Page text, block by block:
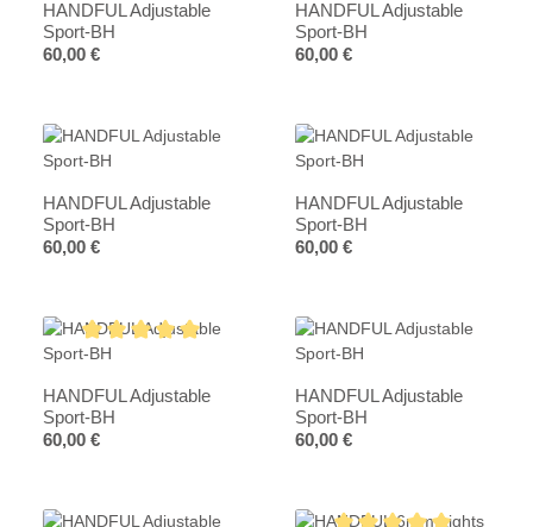
HANDFUL Adjustable
Sport-BH
Regulärer Preis:
60,00 €
HANDFUL Adjustable
Sport-BH
Regulärer Preis:
60,00 €
HANDFUL Adjustable
Sport-BH
Regulärer Preis:
60,00 €
HANDFUL Adjustable
Sport-BH
Regulärer Preis:
60,00 €
Durchschnittliche Bewertung von 5 von 5 Sternen
HANDFUL Adjustable
Sport-BH
Regulärer Preis:
60,00 €
HANDFUL Adjustable
Sport-BH
Regulärer Preis:
60,00 €